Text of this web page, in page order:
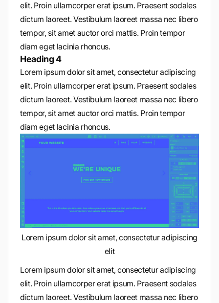
elit. Proin ullamcorper erat ipsum. Praesent sodales
dictum laoreet. Vestibulum laoreet massa nec libero
tempor, sit amet auctor orci mattis. Proin tempor
diam eget lacinia rhoncus.
Heading 4
Lorem ipsum dolor sit amet, consectetur adipiscing
elit. Proin ullamcorper erat ipsum. Praesent sodales
dictum laoreet. Vestibulum laoreet massa nec libero
tempor, sit amet auctor orci mattis. Proin tempor
diam eget lacinia rhoncus.
Lorem ipsum dolor sit amet, consectetur adipiscing
elit
Lorem ipsum dolor sit amet, consectetur adipiscing
elit. Proin ullamcorper erat ipsum. Praesent sodales
dictum laoreet. Vestibulum laoreet massa nec libero